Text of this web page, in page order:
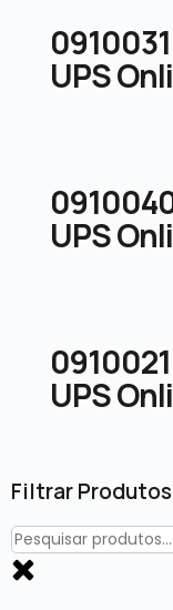
Filtrar Produtos
UPS
UPS
UPS